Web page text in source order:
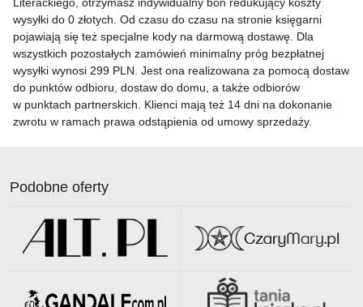
wysyłki do 0 złotych. Od czasu do czasu na stronie księgarni
pojawiają się też specjalne kody na darmową dostawę. Dla
wszystkich pozostałych zamówień minimalny próg bezpłatnej
wysyłki wynosi 299 PLN. Jest ona realizowana za pomocą dostaw
do punktów odbioru, dostaw do domu, a także odbiorów
w punktach partnerskich. Klienci mają też 14 dni na dokonanie
zwrotu w ramach prawa odstąpienia od umowy sprzedaży.
Podobne oferty